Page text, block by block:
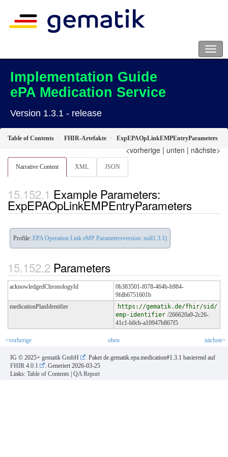
Implementation Guide
ePA Medication Service
Version 1.3.1 - release
Table of Contents FHIR-Artefakte ExpEPAOpLinkEMPEntryParameters
<vorherige | unten | nächste>
Narrative Content XML JSON
Example Parameters:
ExpEPAOpLinkEMPEntryParameters
Profile: EPA Operation Link eMP Parametersversion: null1.3.1)
Parameters
acknowledgedChronologyId
0b383501-f078-464b-b984-
9fdb6751601b
medicationPlanIdentifier
https://gematik.de/fhir/sid/
emp-identifier /266620a9-2c26-
41c1-b0cb-a10947b867f5
<vorherige oben nächste>
IG © 2025+ gematik GmbH
. Paket de.gematik.epa.medication#1.3.1 basierend auf
FHIR 4.0.1
. Generiert2026-03-25
Links: Table of Contents QA Report